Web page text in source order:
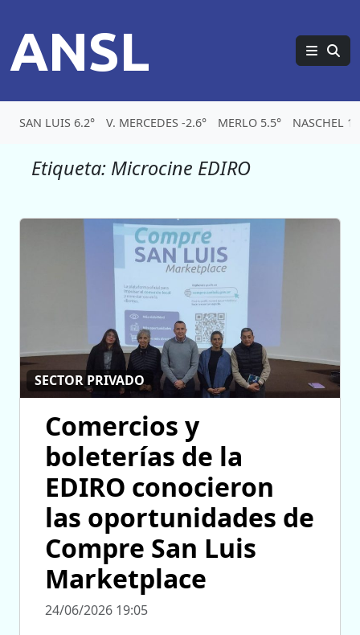
ANSL
SAN LUIS 6.2° V. MERCEDES -2.6° MERLO 5.5° NASCHEL
Etiqueta: Microcine EDIRO
SECTOR PRIVADO
Comercios y
boleterías de la
EDIRO conocieron
las oportunidades de
Compre San Luis
Marketplace
24/06/2026 19:05